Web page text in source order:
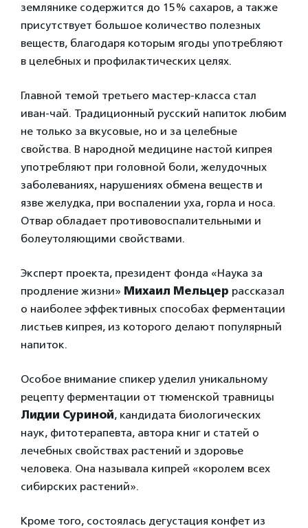
землянике содержится до 15% сахаров, а также
присутствует большое количество полезных
веществ, благодаря которым ягоды употребляют
в целебных и профилактических целях.
Главной темой третьего мастер-класса стал
иван-чай. Традиционный русский напиток любим
не только за вкусовые, но и за целебные
свойства. В народной медицине настой кипрея
употребляют при головной боли, желудочных
заболеваниях, нарушениях обмена веществ и
язве желудка, при воспалении уха, горла и носа.
Отвар обладает противовоспалительными и
болеутоляющими свойствами.
Эксперт проекта, президент фонда «Наука за
продление жизни» Михаил Мельцер рассказал
о наиболее эффективных способах ферментации
листьев кипрея, из которого делают популярный
напиток.
Особое внимание спикер уделил уникальному
рецепту ферментации от тюменской травницы
Лидии Суриной, кандидата биологических
наук, фитотерапевта, автора книг и статей о
лечебных свойствах растений и здоровье
человека. Она называла кипрей «королем всех
сибирских растений».
Кроме того, состоялась дегустация конфет из